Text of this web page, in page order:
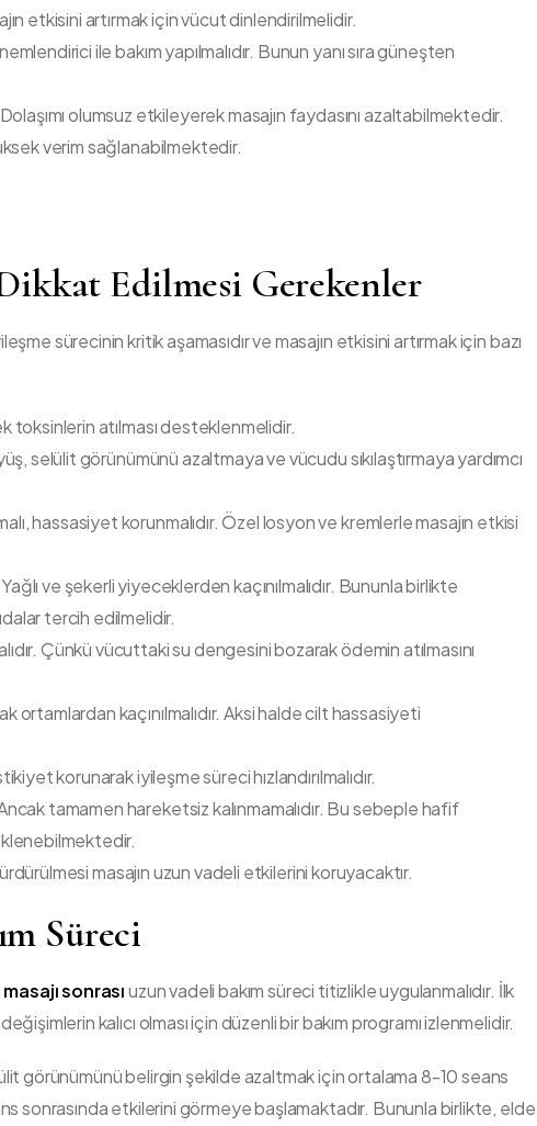
etkisini artırmak için vücut dinlendirilmelidir.
ile bakım yapılmalıdır. Bunun yanı sıra güneşten
olumsuz etkileyerek masajın faydasını azaltabilmektedir.
verim sağlanabilmektedir.
Edilmesi Gerekenler
sürecinin kritik aşamasıdır ve masajın etkisini artırmak için bazı
atılması desteklenmelidir.
selülit görünümünü azaltmaya ve vücudu sıkılaştırmaya yardımcı
hassasiyet korunmalıdır. Özel losyon ve kremlerle masajın etkisi
ve şekerli yiyeceklerden kaçınılmalıdır. Bununla birlikte
tercih edilmelidir.
Çünkü vücuttaki su dengesini bozarak ödemin atılmasını
ortamlardan kaçınılmalıdır. Aksi halde cilt hassasiyeti
korunarak iyileşme süreci hızlandırılmalıdır.
tamamen hareketsiz kalınmamalıdır. Bu sebeple hafif
masajın uzun vadeli etkilerini koruyacaktır.
Süreci
masajı sonrasıuzun vadeli bakım süreci titizlikle uygulanmalıdır. İlk
kalıcı olması için düzenli bir bakım programı izlenmelidir.
görünümünü belirgin şekilde azaltmak için ortalama 8-10 seans
sonrasında etkilerini görmeye başlamaktadır. Bununla birlikte, elde